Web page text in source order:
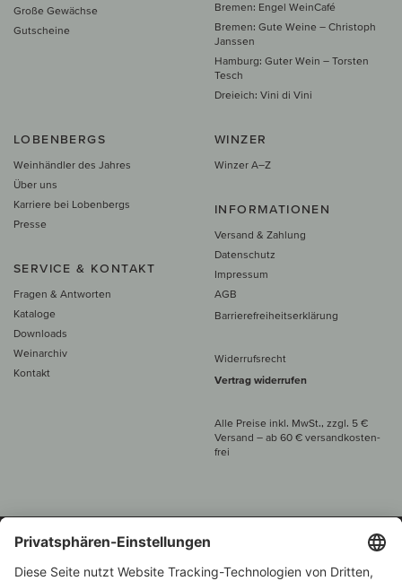
Große Gewächse
Gutscheine
Bremen: Engel WeinCafé
Bremen: Gute Weine – Christoph
Janssen
Hamburg: Guter Wein – Torsten
Tesch
Dreieich: Vini di Vini
LOBENBERGS
Weinhändler des Jahres
Über uns
Karriere bei Lobenbergs
Presse
SERVICE & KONTAKT
Fragen & Antworten
Kataloge
Downloads
Weinarchiv
Kontakt
WINZER
Winzer A–Z
INFORMATIONEN
Versand & Zahlung
Datenschutz
Impressum
AGB
Barrierefreiheitserklärung
Widerrufsrecht
Vertrag widerrufen
Alle Preise inkl. MwSt., zzgl. 5 €
Versand – ab 60 € versand­kosten­
frei
Beratung unter